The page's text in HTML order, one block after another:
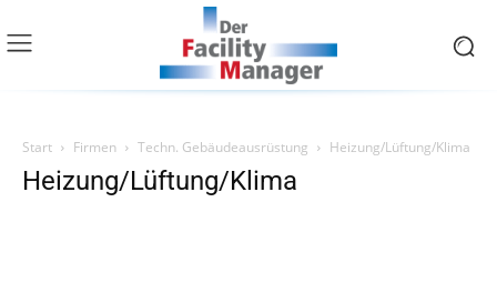
Start Firmen Techn. Gebäudeausrüstung Heizung/Lüftung/Klima
Heizung/Lüftung/Klima